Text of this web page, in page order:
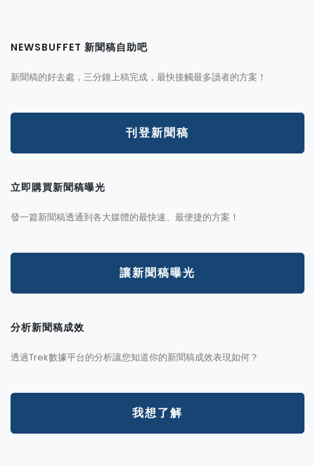
NEWSBUFFET 新聞稿自助吧
新聞稿的好去處，三分鐘上稿完成，最快接觸最多讀者的方案！
刊登新聞稿
立即購買新聞稿曝光
發一篇新聞稿透通到各大媒體的最快速、最便捷的方案！
讓新聞稿曝光
分析新聞稿成效
透過Trek數據平台的分析讓您知道你的新聞稿成效表現如何？
我想了解